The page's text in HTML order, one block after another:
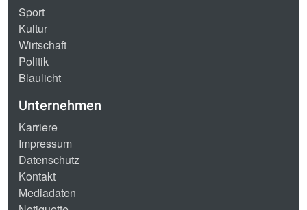
Sport
Kultur
Wirtschaft
Politik
Blaulicht
Unternehmen
Karriere
Impressum
Datenschutz
Kontakt
Mediadaten